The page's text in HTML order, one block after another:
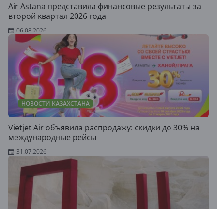
Air Astana представила финансовые результаты за
второй квартал 2026 года
06.08.2026
НОВОСТИ КАЗАХСТАНА
Vietjet Air объявила распродажу: скидки до 30% на
международные рейсы
31.07.2026